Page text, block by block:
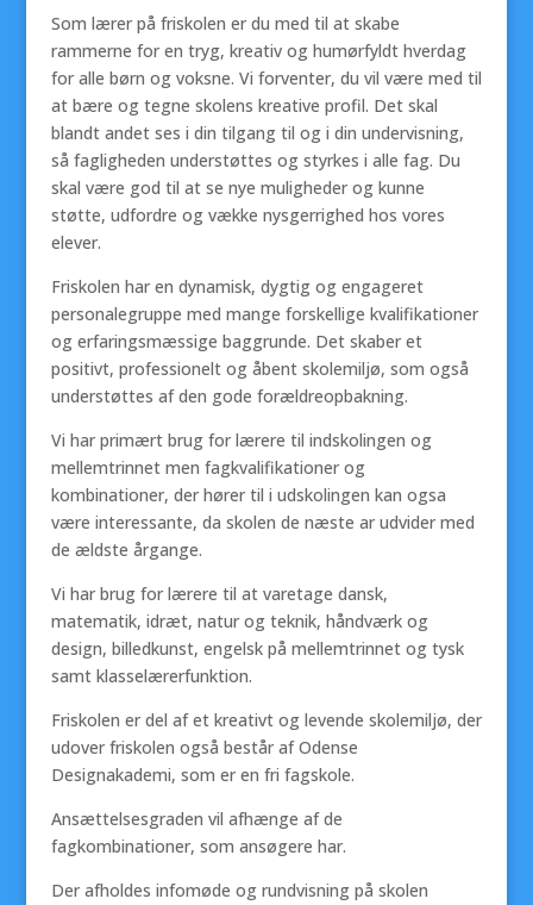
Som lærer på friskolen er du med til at skabe
rammerne for en tryg, kreativ og humørfyldt hverdag
for alle børn og voksne. Vi forventer, du vil være med til
at bære og tegne skolens kreative profil. Det skal
blandt andet ses i din tilgang til og i din undervisning,
så fagligheden understøttes og styrkes i alle fag. Du
skal være god til at se nye muligheder og kunne
støtte, udfordre og vække nysgerrighed hos vores
elever.
Friskolen har en dynamisk, dygtig og engageret
personalegruppe med mange forskellige kvalifikationer
og erfaringsmæssige baggrunde. Det skaber et
positivt, professionelt og åbent skolemiljø, som også
understøttes af den gode forældreopbakning.
Vi har primært brug for lærere til indskolingen og
mellemtrinnet men fagkvalifikationer og
kombinationer, der hører til i udskolingen kan ogsa
være interessante, da skolen de næste ar udvider med
de ældste årgange.
Vi har brug for lærere til at varetage dansk,
matematik, idræt, natur og teknik, håndværk og
design, billedkunst, engelsk på mellemtrinnet og tysk
samt klasselærerfunktion.
Friskolen er del af et kreativt og levende skolemiljø, der
udover friskolen også består af Odense
Designakademi, som er en fri fagskole.
Ansættelsesgraden vil afhænge af de
fagkombinationer, som ansøgere har.
Der afholdes infomøde og rundvisning på skolen